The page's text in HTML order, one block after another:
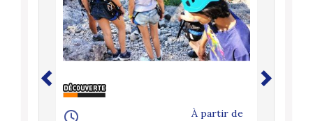
À partir de